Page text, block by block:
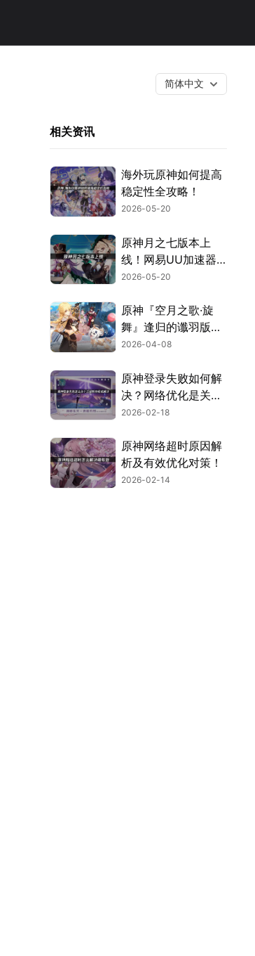
简体中文
相关资讯
海外玩原神如何提高
稳定性全攻略！
2026-05-20
原神月之七版本上
线！网易UU加速器
助力玩家流畅冒险！
2026-05-20
原神『空月之歌·旋
舞』逢归的谶羽版本
上线，网络优化助力
2026-04-08
原神登录失败如何解
决？网络优化是关
键！
2026-02-18
原神网络超时原因解
析及有效优化对策！
2026-02-14